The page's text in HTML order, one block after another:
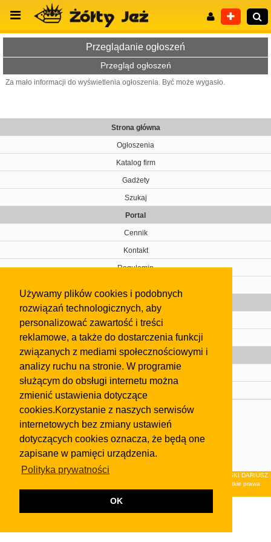
Używamy plików cookies i podobnych
rozwiązań technologicznych, aby
personalizować zawartość i treści
reklamowe, a także do dostarczenia funkcji
związanych z mediami społecznościowymi i
analizy ruchu na stronie. W programie
służącym do obsługi internetu można
zmienić ustawienia dotyczące
cookies.Korzystanie z naszych serwisów
internetowych bez zmiany ustawień
dotyczących cookies oznacza, że będą one
zapisane w pamięci urządzenia.
Polityka prywatności
OK
Przeglądanie ogłoszeń
Przegląd ogłoszeń
Za mało informacji do wyświetlenia ogłoszenia. Być może wygasło.
Strona główna
Ogłoszenia
Katalog firm
Gadżety
Szukaj
Portal
Cennik
Kontakt
Regulamin
Gazeta
Olkusz
Kontakt
Strefa dla biznesu
Biura nieruchomości
Dealerzy i autokomisy
Skontaktuj się z nami
regulaminuiPolityki Prywatności.
Klauzula FB
© 2026Wydawnictwo NEON sp. z o.o. (dawniej: FIRMA NEON MAREK KLUCZEWSKI DARIUSZ
KRAWCZYK s.c.) z siedzibą w Olkuszu, ul.Żuradzka 15, 32-300 Olkusz . Wszystkie prawa